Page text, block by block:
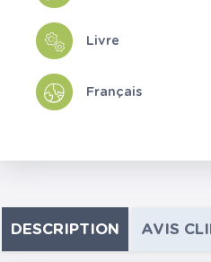
Livre
Français
DESCRIPTION AVIS